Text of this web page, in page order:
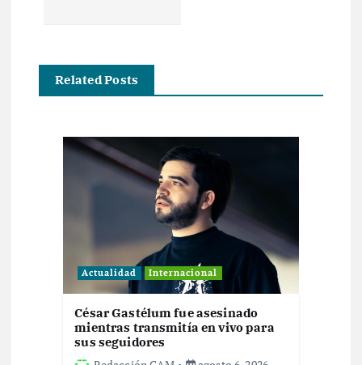
Related Posts
Actualidad Internacional
César Gastélum fue asesinado
mientras transmitía en vivo para
sus seguidores